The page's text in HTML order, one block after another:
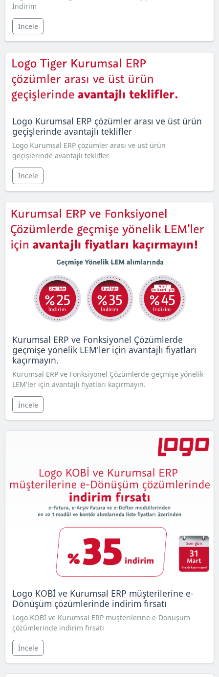
İndirim
İncele
Logo Kurumsal ERP çözümler arası ve üst ürün
geçişlerinde avantajlı teklifler
Logo Kurumsal ERP çözümler arası ve üst ürün
geçişlerinde avantajlı teklifler
İncele
Kurumsal ERP ve Fonksiyonel Çözümlerde
geçmişe yönelik LEM'ler için avantajlı fiyatları
kaçırmayın.
Kurumsal ERP ve Fonksiyonel Çözümlerde geçmişe yönelik
LEM'ler için avantajlı fiyatları kaçırmayın.
İncele
Logo KOBİ ve Kurumsal ERP müşterilerine e-
Dönüşüm çözümlerinde indirim fırsatı
Logo KOBİ ve Kurumsal ERP müşterilerine e-Dönüşüm
çözümlerinde indirim fırsatı
İncele